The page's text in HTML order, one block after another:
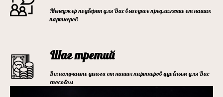
Менеджер подберет для Вас выгодное предложение от наших
партнеров
Шаг третий
Вы получаете деньги от наших партнеров удобным для Вас
способом